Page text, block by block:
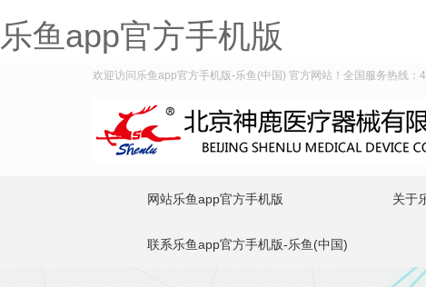
乐鱼app官方手机版
欢迎访问乐鱼app官方手机版-乐鱼(中国) 官方网站！全国服务热线：
网站乐鱼app官方手机版 关于
联系乐鱼app官方手机版-乐鱼(中国)